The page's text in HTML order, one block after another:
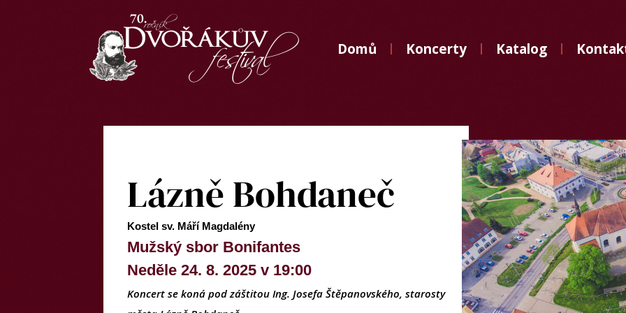
Domů Koncerty Katalog
Koncerty
Lázně Bohdaneč
Kostel sv. Máří Magdalény
Mužský sbor Bonifantes
Neděle 24. 8. 2025 v 19:00
Koncert se koná pod záštitou Ing. Josefa Štěpanovského, starosty